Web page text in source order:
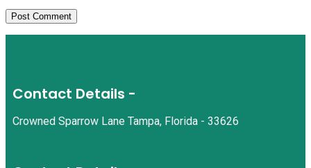
Contact Details -
Crowned Sparrow Lane Tampa, Florida - 33626